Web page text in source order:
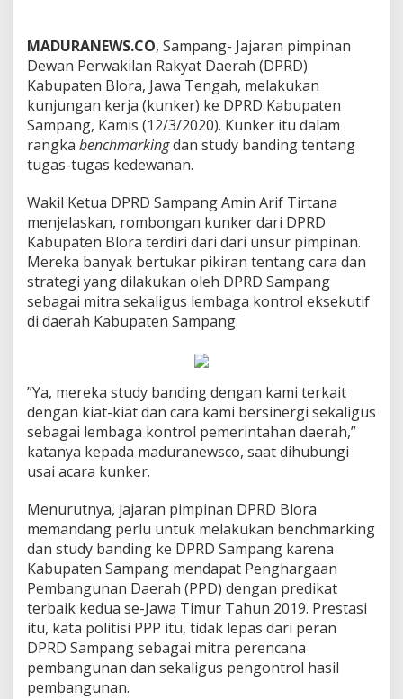
MADURANEWS.CO, Sampang- Jajaran pimpinan
Dewan Perwakilan Rakyat Daerah (DPRD)
Kabupaten Blora, Jawa Tengah, melakukan
kunjungan kerja (kunker) ke DPRD Kabupaten
Sampang, Kamis (12/3/2020). Kunker itu dalam
rangka benchmarkingdan study banding tentang
tugas-tugas kedewanan.
Wakil Ketua DPRD Sampang Amin Arif Tirtana
menjelaskan, rombongan kunker dari DPRD
Kabupaten Blora terdiri dari dari unsur pimpinan.
Mereka banyak bertukar pikiran tentang cara dan
strategi yang dilakukan oleh DPRD Sampang
sebagai mitra sekaligus lembaga kontrol eksekutif
di daerah Kabupaten Sampang.
”Ya, mereka study banding dengan kami terkait
dengan kiat-kiat dan cara kami bersinergi sekaligus
sebagai lembaga kontrol pemerintahan daerah,”
katanya kepada maduranewsco, saat dihubungi
usai acara kunker.
Menurutnya, jajaran pimpinan DPRD Blora
memandang perlu untuk melakukan benchmarking
dan study banding ke DPRD Sampang karena
Kabupaten Sampang mendapat Penghargaan
Pembangunan Daerah (PPD) dengan predikat
terbaik kedua se-Jawa Timur Tahun 2019. Prestasi
itu, kata politisi PPP itu, tidak lepas dari peran
DPRD Sampang sebagai mitra perencana
pembangunan dan sekaligus pengontrol hasil
pembangunan.